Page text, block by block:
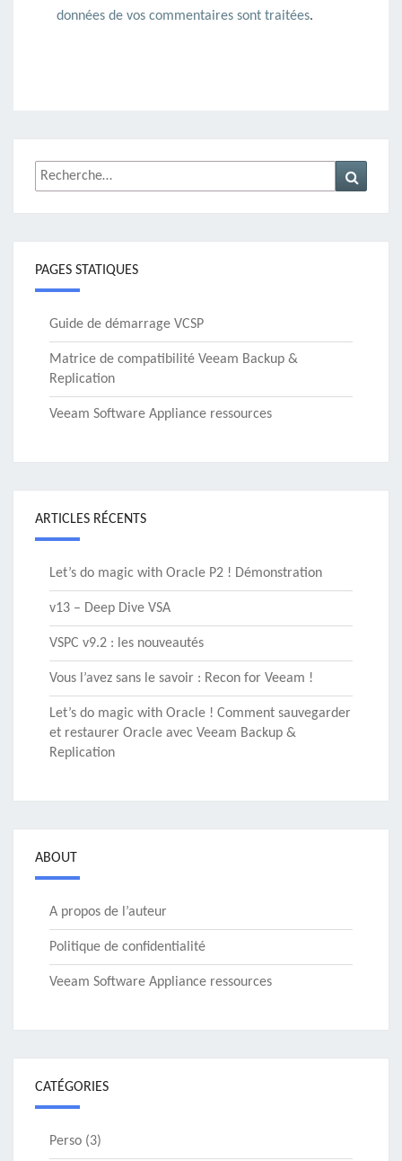
données de vos commentaires sont traitées.
Rechercher :
PAGES STATIQUES
Guide de démarrage VCSP
Matrice de compatibilité Veeam Backup &
Replication
Veeam Software Appliance ressources
ARTICLES RÉCENTS
Let’s do magic with Oracle P2 ! Démonstration
v13 – Deep Dive VSA
VSPC v9.2 : les nouveautés
Vous l’avez sans le savoir : Recon for Veeam !
Let’s do magic with Oracle ! Comment sauvegarder
et restaurer Oracle avec Veeam Backup &
Replication
ABOUT
A propos de l’auteur
Politique de confidentialité
Veeam Software Appliance ressources
CATÉGORIES
Perso (3)